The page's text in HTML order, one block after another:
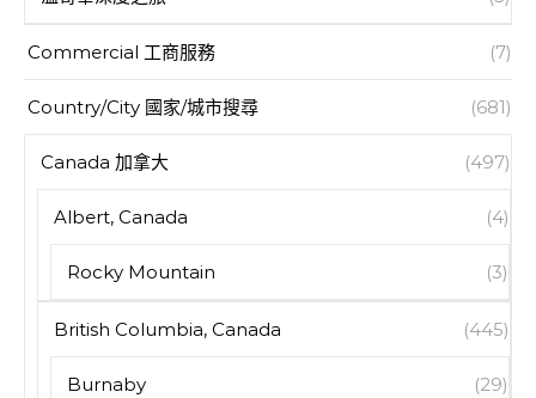
Commercial 工商服務 (7)
Country/City 國家/城市搜尋 (681)
Canada 加拿大 (497)
Albert, Canada (4)
Rocky Mountain (3)
British Columbia, Canada (445)
Burnaby (29)